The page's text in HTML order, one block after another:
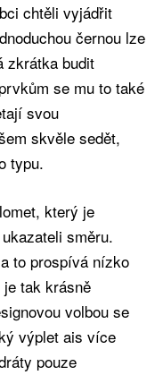
chtěli vyjádřit
černou lze
zkrátka budit
se mu to také
svou
skvěle sedět,
typu.
který je
směru.
to prospívá nízko
tak krásně
volbou se
výplet ais více
pouze